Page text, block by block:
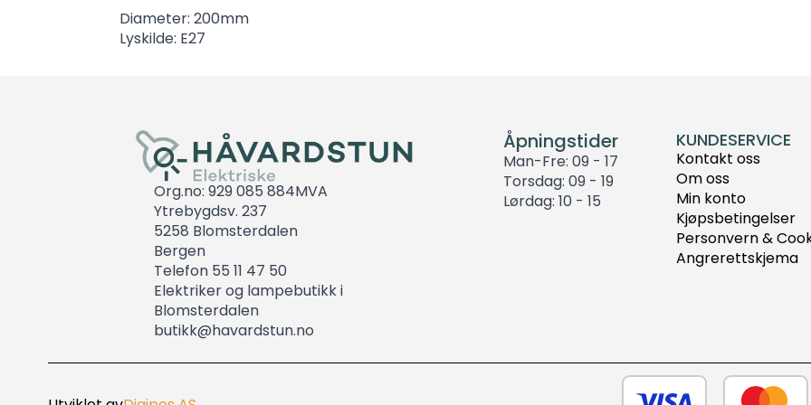
Diameter: 200mm
Lyskilde: E27
Org.no: 929 085 884MVA
Ytrebygdsv. 237
5258 Blomsterdalen
Bergen
Telefon 55 11 47 50
Elektriker og lampebutikk i
Blomsterdalen
butikk@havardstun.no
Åpningstider
Man-Fre: 09 - 17
Torsdag: 09 - 19
Lørdag: 10 - 15
KUNDESERVICE
Kontakt oss
Om oss
Min konto
Kjøpsbetingelser
Personvern &
Angrerettskjema